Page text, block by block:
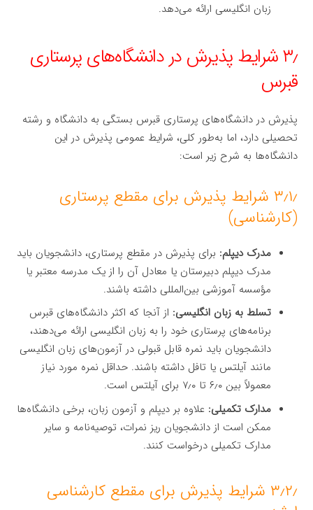
زبان انگلیسی ارائه می‌دهد.
۳٫ شرایط پذیرش در دانشگاه‌های پرستاری
قبرس
پذیرش در دانشگاه‌های پرستاری قبرس بستگی به دانشگاه و رشته
تحصیلی دارد، اما به‌طور کلی، شرایط عمومی پذیرش در این
دانشگاه‌ها به شرح زیر است:
۳٫۱٫ شرایط پذیرش برای مقطع پرستاری
(کارشناسی)
مدرک دیپلم: برای پذیرش در مقطع پرستاری، دانشجویان باید
مدرک دیپلم دبیرستان یا معادل آن را از یک مدرسه معتبر یا
مؤسسه آموزشی بین‌المللی داشته باشند.
تسلط به زبان انگلیسی: از آنجا که اکثر دانشگاه‌های قبرس
برنامه‌های پرستاری خود را به زبان انگلیسی ارائه می‌دهند،
دانشجویان باید نمره قابل قبولی در آزمون‌های زبان انگلیسی
مانند آیلتس یا تافل داشته باشند. حداقل نمره مورد نیاز
معمولاً بین ۶٫۰ تا ۷٫۰ برای آیلتس است.
مدارک تکمیلی: علاوه بر دیپلم و آزمون زبان، برخی دانشگاه‌ها
ممکن است از دانشجویان ریز نمرات، توصیه‌نامه و سایر
مدارک تکمیلی درخواست کنند.
۳٫۲٫ شرایط پذیرش برای مقطع کارشناسی